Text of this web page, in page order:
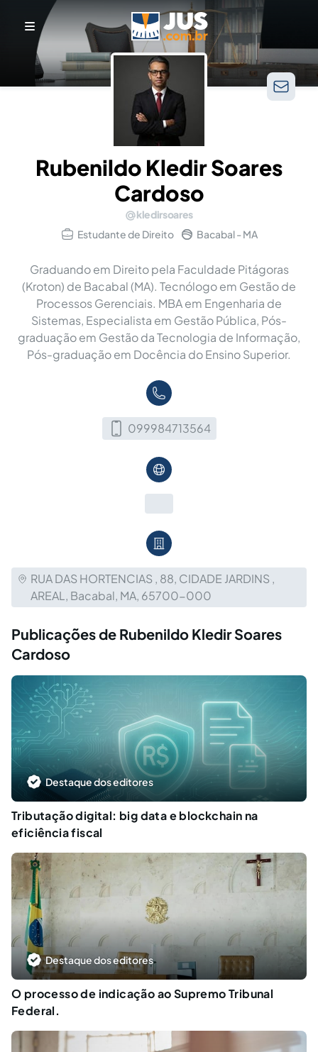
Rubenildo Kledir Soares
Cardoso
kledirsoares
Estudante de Direito
Bacabal - MA
Graduando em Direito pela Faculdade Pitágoras
(Kroton) de Bacabal (MA). Tecnólogo em Gestão de
Processos Gerenciais. MBA em Engenharia de
Sistemas, Especialista em Gestão Pública, Pós-
graduação em Gestão da Tecnologia de Informação,
Pós-graduação em Docência do Ensino Superior.
099984713564
RUA DAS HORTENCIAS , 88, CIDADE JARDINS ,
AREAL, Bacabal, MA, 65700-000
Publicações de Rubenildo Kledir Soares
Cardoso
Destaque dos editores
Tributação digital: big data e blockchain na
eficiência fiscal
Destaque dos editores
O processo de indicação ao Supremo Tribunal
Federal.